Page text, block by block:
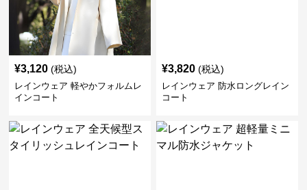
¥3,120 (税込)
レインウェア 軽やかフォルムレ
インコート
¥3,820 (税込)
レインウェア 防水ロングレイン
コート